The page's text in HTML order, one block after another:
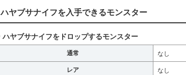
ハヤブサナイフを入手できるモンスター
ハヤブサナイフをドロップするモンスター
通常 なし
レア なし